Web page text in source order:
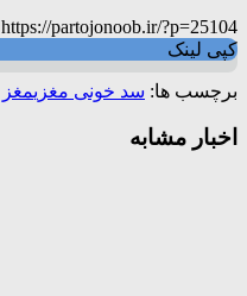
https://partojonoob.ir/?p=25104
کپی لینک
برچسب ها: سد خونی مغزیمغز
اخبار مشابه